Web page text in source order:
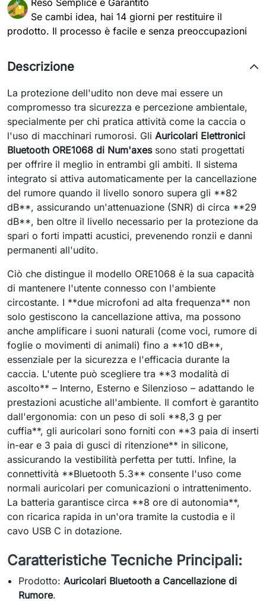
Reso Semplice e Garantito
Se cambi idea, hai 14 giorni per restituire il
prodotto. Il processo è facile e senza preoccupazioni
Descrizione
La protezione dell'udito non deve mai essere un
compromesso tra sicurezza e percezione ambientale,
specialmente per chi pratica attività come la caccia o
l'uso di macchinari rumorosi. Gli Auricolari Elettronici
Bluetooth ORE1068 di Num'axessono stati progettati
per offrire il meglio in entrambi gli ambiti. Il sistema
integrato si attiva automaticamente per la cancellazione
del rumore quando il livello sonoro supera gli **82
dB**, assicurando un'attenuazione (SNR) di circa **29
dB**, ben oltre il livello necessario per la protezione da
spari o forti impatti acustici, prevenendo ronzii e danni
permanenti all'udito.
Ciò che distingue il modello ORE1068 è la sua capacità
di mantenere l'utente connesso con l'ambiente
circostante. I **due microfoni ad alta frequenza** non
solo gestiscono la cancellazione attiva, ma possono
anche amplificare i suoni naturali (come voci, rumore di
foglie o movimenti di animali) fino a **10 dB**,
essenziale per la sicurezza e l'efficacia durante la
caccia. L'utente può scegliere tra **3 modalità di
ascolto** – Interno, Esterno e Silenzioso – adattando le
prestazioni acustiche all'ambiente. Il comfort è garantito
dall'ergonomia: con un peso di soli **8,3 g per
cuffia**, gli auricolari sono forniti con **3 paia di inserti
in-ear e 3 paia di gusci di ritenzione** in silicone,
assicurando la vestibilità perfetta per tutti. Infine, la
connettività **Bluetooth 5.3** consente l'uso come
normali auricolari per comunicazioni o intrattenimento.
La batteria garantisce circa **8 ore di autonomia**,
con ricarica rapida in un'ora tramite la custodia e il
cavo USB C in dotazione.
Caratteristiche Tecniche Principali:
Prodotto:Auricolari Bluetooth a Cancellazione di
Rumore.